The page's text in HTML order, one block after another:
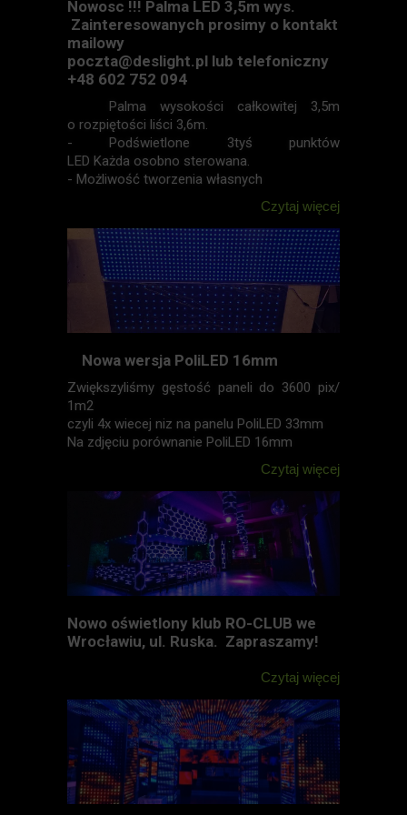
Nowosc !!! Palma LED 3,5m wys.
Zainteresowanych prosimy o kontakt
mailowy
poczta@deslight.pl lub telefoniczny
+48 602 752 094
Palma wysokości całkowitej 3,5m
o rozpiętości liści 3,6m.
- Podświetlone 3tyś punktów
LED Każda osobno sterowana.
- Możliwość tworzenia własnych
Czytaj więcej
Nowa wersja PoliLED 16mm
Zwiększyliśmy gęstość paneli do 3600 pix/
1m2
czyli 4x wiecej niz na panelu PoliLED 33mm
Na zdjęciu porównanie PoliLED 16mm
Czytaj więcej
Nowo oświetlony klub RO-CLUB we
Wrocławiu, ul. Ruska. Zapraszamy!
Czytaj więcej